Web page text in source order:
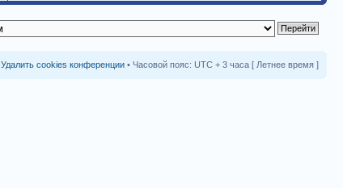
Удалить cookies конференции • Часовой пояс: UTC + 3 часа [ Летнее время ]